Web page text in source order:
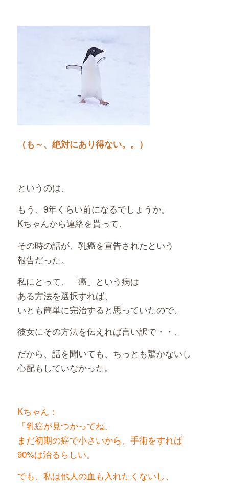
（も～、絶対にあり得ない。。）
というのは、
もう、9年くらい前になるでしょうか。
Kちゃんから連絡を貰って、
その時の話が、乳癌を宣告されたという
報告だった。
私にとって、「癌」という病は
ある方法を選択すれば、
いとも簡単に完治すると思っていたので、
彼女にその方法を伝えれば言い訳で・・、
だから、話を聞いても、ちっとも驚かないし
心配もしていなかった。
Kちゃん：
「乳癌が見つかってね、
まだ初期の癌で小さいから、手術をすれば
90%は治るらしい。
でも、私は他人の血も入れたくないし、